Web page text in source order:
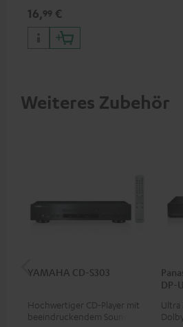
16,99 €
Weiteres Zubehör
YAMAHA CD-S303
Hochwertiger CD-Player mit
beeindruckendem Sound und
DP-
Ultra